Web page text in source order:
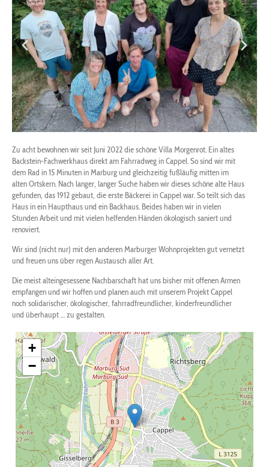
Zu acht bewohnen wir seit Juni 2022 die schöne Villa Morgenrot. Ein altes
Backstein-Fachwerkhaus direkt am Fahrradweg in Cappel. So sind wir mit
dem Rad in 15 Minuten in Marburg und gleichzeitig fußläufig mitten im
alten Ortskern. Nach langer, langer Suche haben wir dieses schöne alte Haus
gefunden, das 1912 gebaut, die erste Bäckerei in Cappel war. So teilt sich das
Haus in ein Haupthaus und ein Backhaus. Beides haben wir in vielen
Stunden Arbeit und mit vielen helfenden Händen ökologisch saniert und
renoviert.
Wir sind (nicht nur) mit den anderen Marburger Wohnprojekten gut vernetzt
und freuen uns über regen Austausch aller Art.
Die meist alteingesessene Nachbarschaft hat uns bisher mit offenen Armen
empfangen und wir hoffen und planen auch mit unserem Projekt Cappel
noch solidarischer, ökologischer, fahrradfreundlicher, kinderfreundlicher
und überhaupt … zu gestalten.
+
−